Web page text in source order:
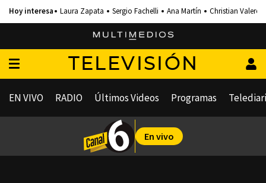
Laura Zapata Sergio Fachelli Ana Martín Christian Valero
TELEVISIÓN
EN VIVO RADIO Últimos Videos Programas
En vivo